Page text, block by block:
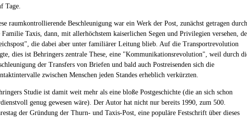
Tage.
raumkontrollierende Beschleunigung war ein Werk der Post, zunächst getragen durch
Familie Taxis, dann, mit allerhöchstem kaiserlichen Segen und Privilegien versehen,
die dabei aber unter familiärer Leitung blieb. Auf die Transportrevolution
dies ist Behringers zentrale These, eine "Kommunikationsrevolution", weil durch
der Transfers von Briefen und bald auch Postreisenden sich die
zwischen Menschen jeden Standes erheblich verkürzten.
Studie ist damit weit mehr als eine bloße Postgeschichte (die an sich schon
genug gewesen wäre). Der Autor hat nicht nur bereits 1990, zum 500.
der Gründung der Thurn- und Taxis-Post, eine populäre Festschrift über dieses